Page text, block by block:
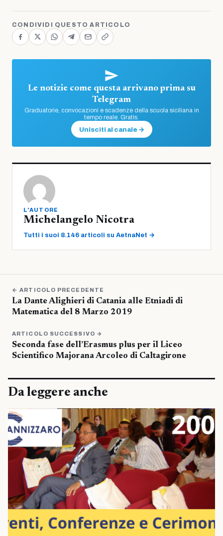
CONDIVIDI QUESTO ARTICOLO
Le notizie come questa arrivano prima su
Telegram
Graduatorie, convocazioni e scadenze della scuola siciliana in
tempo reale. Gratis.
Unisciti al canale →
L'AUTORE
Michelangelo Nicotra
Tutti i suoi 8.146 articoli su AetnaNet →
← ARTICOLO PRECEDENTE
La Dante Alighieri di Catania alle Etniadi di
Matematica del 8 Marzo 2019
ARTICOLO SUCCESSIVO →
Seconda fase dell’Erasmus plus per il Liceo
Scientifico Majorana Arcoleo di Caltagirone
Da leggere anche